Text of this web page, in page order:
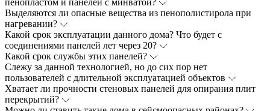
пенопластом и панелей с минватой?
Выделяются ли опасные вещества из пенополистирола при
нагревании?
Какой срок эксплуатации данного дома? Что будет с
соединениями панелей лет через 20?
Какой срок службы этих панелей?
Слежу за данной технологией, но до сих пор нет
пользователей с длительной эксплуатацией объектов
Хватает ли прочности стеновых панелей для опирания плит
перекрытий?